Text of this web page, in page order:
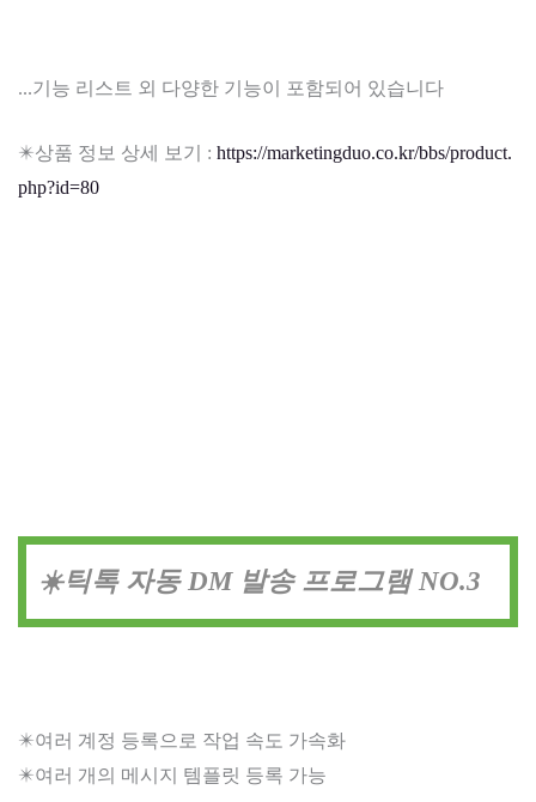
...기능 리스트 외 다양한 기능이 포함되어 있습니다
✴️상품 정보 상세 보기 : https://marketingduo.co.kr/bbs/product.
php?id=80
☀️틱톡 자동 DM 발송 프로그램 NO.3
✴️여러 계정 등록으로 작업 속도 가속화
✴️여러 개의 메시지 템플릿 등록 가능